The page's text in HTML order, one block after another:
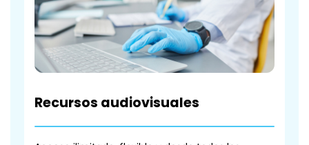
Recursos audiovisuales